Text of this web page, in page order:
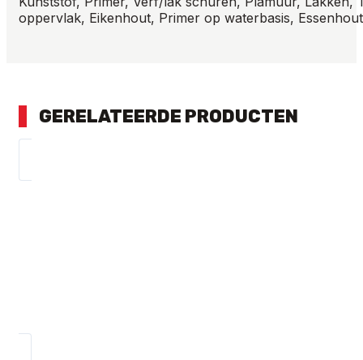
oppervlak, Eikenhout, Primer op waterbasis,
GERELATEERDE PRODUCTEN